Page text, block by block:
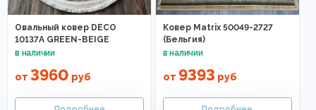
Овальный ковер DECO
10137A GREEN-BEIGE
от 3960 руб
Ковер Matrix 50049-2727
(Бельгия)
от 9393 руб